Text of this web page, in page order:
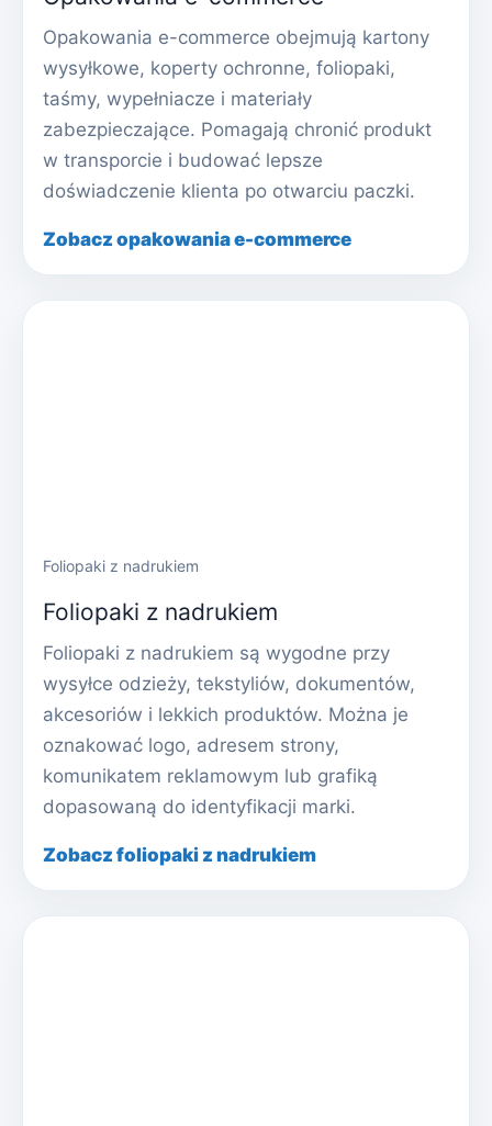
Opakowania e-commerce obejmują kartony
wysyłkowe, koperty ochronne, foliopaki,
taśmy, wypełniacze i materiały
zabezpieczające. Pomagają chronić produkt
w transporcie i budować lepsze
doświadczenie klienta po otwarciu paczki.
Zobacz opakowania e-commerce
Foliopaki z nadrukiem
Foliopaki z nadrukiem
Foliopaki z nadrukiem są wygodne przy
wysyłce odzieży, tekstyliów, dokumentów,
akcesoriów i lekkich produktów. Można je
oznakować logo, adresem strony,
komunikatem reklamowym lub grafiką
dopasowaną do identyfikacji marki.
Zobacz foliopaki z nadrukiem